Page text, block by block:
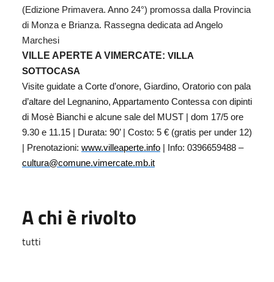
(Edizione Primavera. Anno 24°) promossa dalla Provincia
di Monza e Brianza. Rassegna dedicata ad Angelo
Marchesi
VILLE APERTE A VIMERCATE: VILLA
SOTTOCASA
Visite guidate a Corte d’onore, Giardino, Oratorio con pala
d’altare del Legnanino, Appartamento Contessa con dipinti
di Mosè Bianchi e alcune sale del MUST | dom 17/5 ore
9.30 e 11.15 | Durata: 90’ | Costo: 5 € (gratis per under 12)
| Prenotazioni: www.villeaperte.info | Info: 0396659488 –
cultura@comune.vimercate.mb.it
A chi è rivolto
tutti